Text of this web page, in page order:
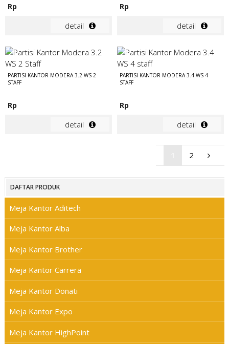
Rp
detail
Rp
detail
PARTISI KANTOR MODERA 3.2 WS 2
STAFF
Rp
detail
PARTISI KANTOR MODERA 3.4 WS 4
STAFF
Rp
detail
2
DAFTAR PRODUK
Meja Kantor Aditech
Meja Kantor Alba
Meja Kantor Brother
Meja Kantor Carrera
Meja Kantor Donati
Meja Kantor Expo
Meja Kantor HighPoint